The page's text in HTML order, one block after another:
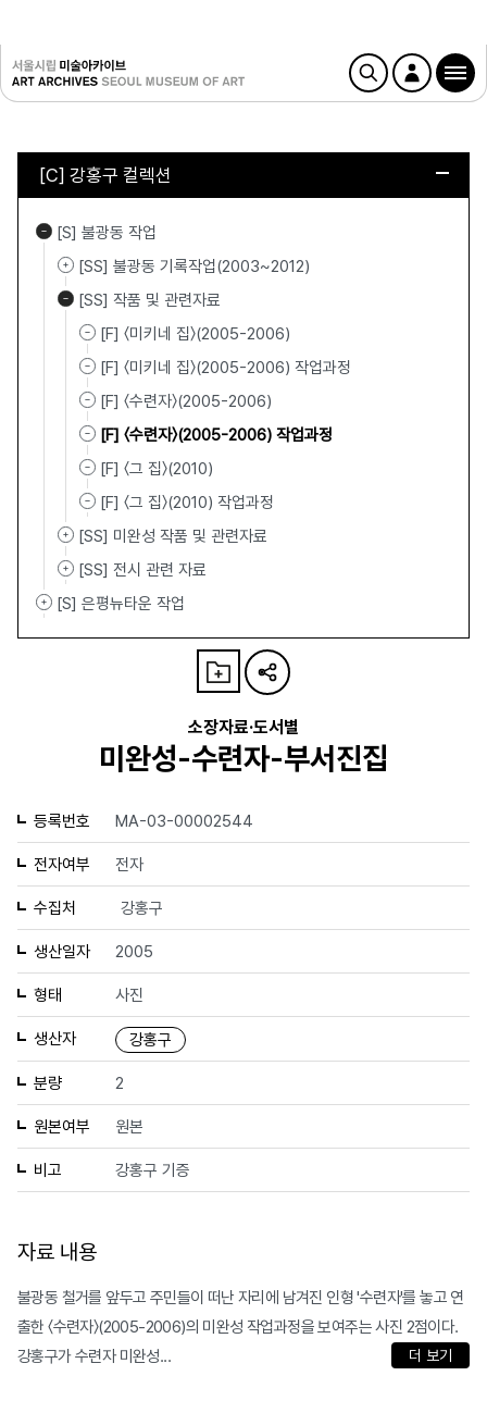
[C] 강홍구 컬렉션
[S] 불광동 작업
[SS] 불광동 기록작업(2003~2012)
[SS] 작품 및 관련자료
[F] 〈미키네 집〉(2005-2006)
[F] 〈미키네 집〉(2005-2006) 작업과정
[F] 〈수련자〉(2005-2006)
[F] 〈수련자〉(2005-2006) 작업과정
[F] 〈그 집〉(2010)
[F] 〈그 집〉(2010) 작업과정
[SS] 미완성 작품 및 관련자료
[SS] 전시 관련 자료
[S] 은평뉴타운 작업
소장자료·도서별
미완성-수련자-부서진집
등록번호 MA-03-00002544
전자여부 전자
수집처 강홍구
생산일자 2005
형태 사진
생산자 강홍구
분량 2
원본여부 원본
비고 강홍구 기증
자료 내용
불광동 철거를 앞두고 주민들이 떠난 자리에 남겨진 인형 '수련자'를 놓고 연
출한 〈수련자〉(2005-2006)의 미완성 작업과정을 보여주는 사진 2점이다.
강홍구가 수련자 미완성...
더 보기